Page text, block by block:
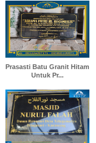
Prasasti Batu Granit Hitam
Untuk Pr...